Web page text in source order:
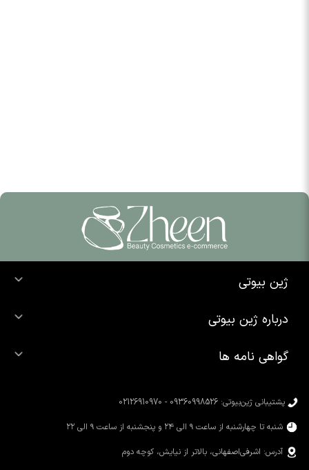
ژین بیوتی
خرید شوینده صورت
خرید رژ لب
درباره ژین بیوتی
تماس با ما
محصولات سیمپل
گواهی نامه ها
پشتیبانی ژین‌بیوتی: 09360998526 - 02126910970
شنبه تا چهارشنبه از ساعت ۹ الی ۲۴ و پنجشنبه از ساعت ۹ الی ۲۲
آدرس: اشرفی‌اصفهانی، بالاتر از نیایش، کوچه دوم